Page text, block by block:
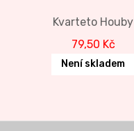
Kvarteto Houby
79,50 Kč
Není skladem